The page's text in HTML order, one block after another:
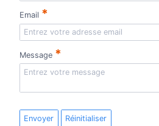
Email *
Message *
Envoyer Réinitialiser